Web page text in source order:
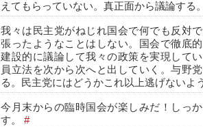
えてもらっていない。真正面から議論する
我々は民主党がねじれ国会で何でも反対
張ったようなことはしない。国会で徹底
建設的に議論して我々の政策を実現して
員立法を次から次へと出していく。与野
る。民主党にはどうかこれ以上逃げないよ
今月末からの臨時国会が楽しみだ！しっ
す。 #